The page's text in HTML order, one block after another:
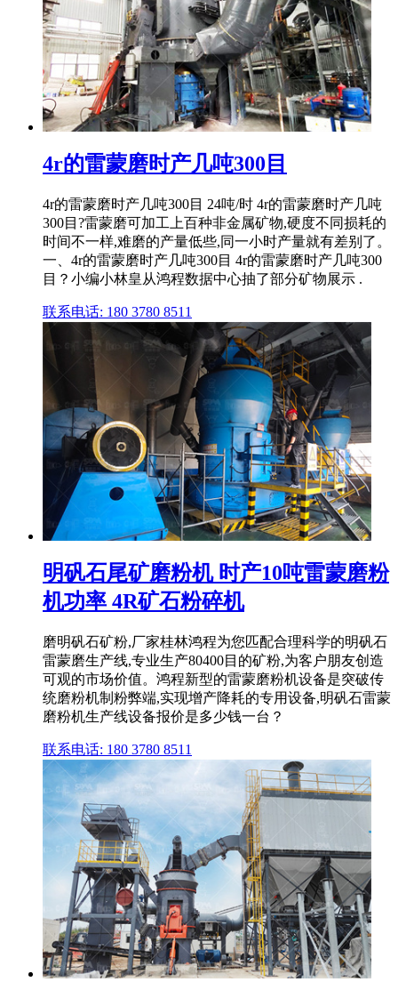
4r的雷蒙磨时产几吨300目
4r的雷蒙磨时产几吨300目 24吨/时 4r的雷蒙磨时产几吨
300目?雷蒙磨可加工上百种非金属矿物,硬度不同损耗的
时间不一样,难磨的产量低些,同一小时产量就有差别了。
一、4r的雷蒙磨时产几吨300目 4r的雷蒙磨时产几吨300
目？小编小林皇从鸿程数据中心抽了部分矿物展示 .
联系电话: 180 3780 8511
明矾石尾矿磨粉机 时产10吨雷蒙磨粉
机功率 4R矿石粉碎机
磨明矾石矿粉,厂家桂林鸿程为您匹配合理科学的明矾石
雷蒙磨生产线,专业生产80400目的矿粉,为客户朋友创造
可观的市场价值。鸿程新型的雷蒙磨粉机设备是突破传
统磨粉机制粉弊端,实现增产降耗的专用设备,明矾石雷蒙
磨粉机生产线设备报价是多少钱一台？
联系电话: 180 3780 8511